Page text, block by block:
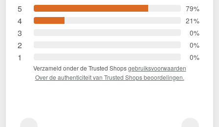
5 79%
4 21%
3 0%
2 0%
1 0%
Verzameld onder de Trusted Shopsgebruiksvoorwaarden
Over de authenticiteit van Trusted Shops beoordelingen.